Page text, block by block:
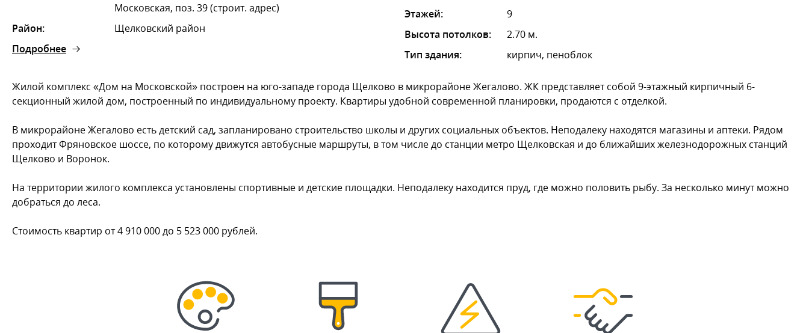
Московская, поз. 39 (строит. адрес)
Район:
Щелковский район
Подробнее
Этажей:
9
Высота потолков:
2.70 м.
Тип здания:
кирпич, пеноблок
Жилой комплекс «Дом на Московской» построен на юго-западе города Щелково в микрорайоне Жегалово. ЖК представляет собой 9-этажный кирпичный 6-
секционный жилой дом, построенный по индивидуальному проекту. Квартиры удобной современной планировки, продаются с отделкой.
В микрорайоне Жегалово есть детский сад, запланировано строительство школы и других социальных объектов. Неподалеку находятся магазины и аптеки. Рядом
проходит Фряновское шоссе, по которому движутся автобусные маршруты, в том числе до станции метро Щелковская и до ближайших железнодорожных станций
Щелково и Воронок.
На территории жилого комплекса установлены спортивные и детские площадки. Неподалеку находится пруд, где можно половить рыбу. За несколько минут можно
добраться до леса.
Стоимость квартир от 4 910 000 до 5 523 000 рублей.